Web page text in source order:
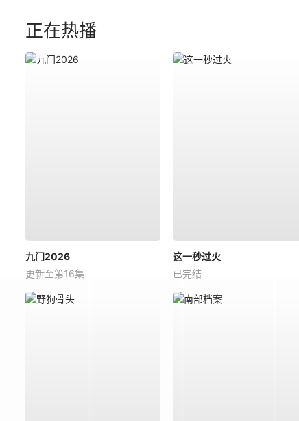
正在热播
九门2026
更新至第16集
这一秒过火
已完结